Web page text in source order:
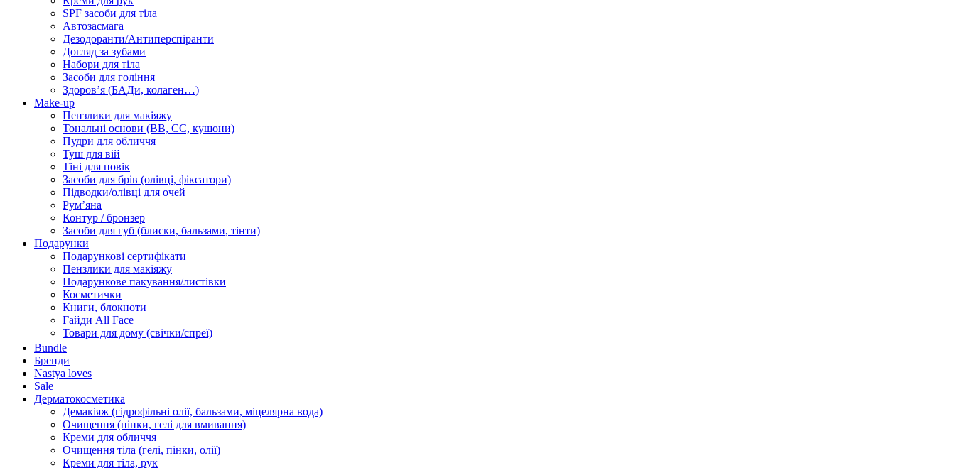
SPF засоби для тіла
Автозасмага
Дезодоранти/Антиперспіранти
Догляд за зубами
Набори для тіла
Засоби для гоління
Здоровʼя (БАДи, колаген…)
Make-up
Пензлики для макіяжу
Тональні основи (BB, CC, кушони)
Пудри для обличчя
Туш для вій
Тіні для повік
Засоби для брів (олівці, фіксатори)
Підводки/олівці для очей
Румʼяна
Контур / бронзер
Засоби для губ (блиски, бальзами, тінти)
Подарунки
Подарункові сертифікати
Пензлики для макіяжу
Подарункове пакування/листівки
Косметички
Книги, блокноти
Гайди All Face
Товари для дому (свічки/спреї)
Bundle
Бренди
Nastya loves
Sale
Дерматокосметика
Демакіяж (гідрофільні олії, бальзами, міцелярна вода)
Очищення (пінки, гелі для вмивання)
Креми для обличчя
Очищення тіла (гелі, пінки, олії)
Креми для тіла, рук